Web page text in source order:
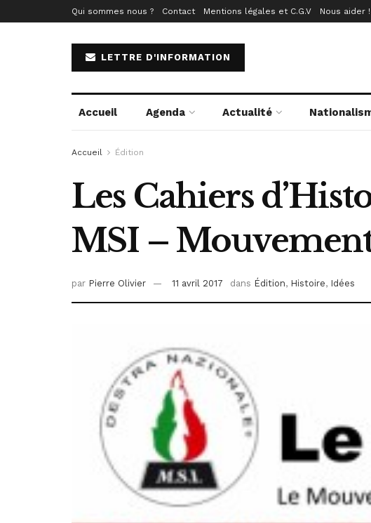
Qui sommes nous ? Contact Mentions légales et C.G.V Nous aider !
LETTRE D'INFORMATION
Accueil Agenda Actualité
Accueil Édition
Les Cahiers
MSI –
par Pierre Olivier 11 avril 2017 dans Édition, Histoire, Idées